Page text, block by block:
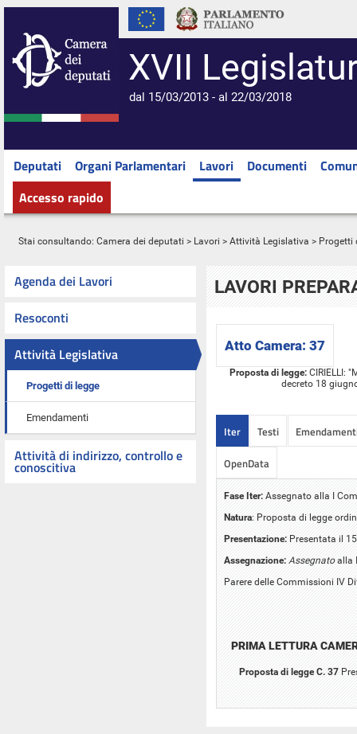
XVII
dal 15/03/2013 - al 22/03/2018
Deputati Organi Parlamentari Lavori Documenti
Accesso rapido
Stai consultando: Camera dei deputati > Lavori > Attività Legislativa > Progetti
Agenda dei Lavori
Resoconti
Attività Legislativa
Progetti di legge
Emendamenti
Attività di indirizzo, controllo e
conoscitiva
LAVORI
Atto Camera: 37
Proposta di legge: CIRIELLI:
decreto 18
Iter Testi
OpenData
Fase Iter: Assegnato alla I
Natura: Proposta di legge
Presentazione: Presentata il
Assegnazione: Assegnatoalla
Parere delle Commissioni IV
PRIMA LETTURA
Proposta di legge C. 37